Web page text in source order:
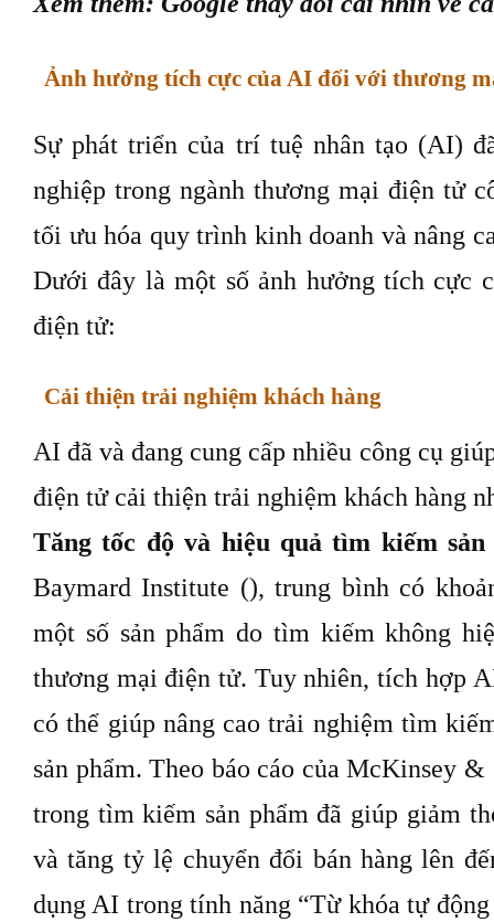
Ảnh hưởng tích cực của AI đối với thương
Sự phát triển của trí tuệ nhân tạo (AI)
nghiệp trong ngành thương mại điện tử
tối ưu hóa quy trình kinh doanh và nâng
Dưới đây là một số ảnh hưởng tích cực
điện tử:
Cải thiện trải nghiệm khách hàng
AI đã và đang cung cấp nhiều công cụ
điện tử cải thiện trải nghiệm khách hàng
Tăng tốc độ và hiệu quả tìm kiếm
Baymard Institute (), trung bình có
một số sản phẩm do tìm kiếm không
thương mại điện tử. Tuy nhiên, tích hợp
có thể giúp nâng cao trải nghiệm tìm
sản phẩm. Theo báo cáo của McKinsey
trong tìm kiếm sản phẩm đã giúp giảm
và tăng tỷ lệ chuyển đổi bán hàng lên
dụng AI trong tính năng “Từ khóa tự